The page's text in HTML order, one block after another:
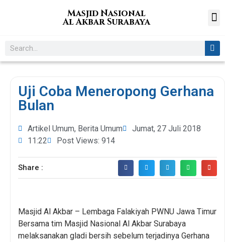
Masjid Nasional
Al Akbar Surabaya
Uji Coba Meneropong Gerhana
Bulan
Artikel Umum, Berita Umum
Jumat, 27 Juli 2018
11:22
Post Views: 914
Share :
Masjid Al Akbar – Lembaga Falakiyah PWNU Jawa Timur
Bersama tim Masjid Nasional Al Akbar Surabaya
melaksanakan gladi bersih sebelum terjadinya Gerhana